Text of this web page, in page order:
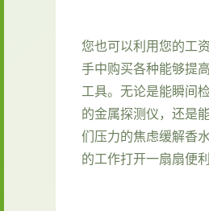
您也可以利用您的工
手中购买各种能够提
工具。无论是能瞬间
的金属探测仪，还是
们压力的焦虑缓解香
的工作打开一扇扇便利